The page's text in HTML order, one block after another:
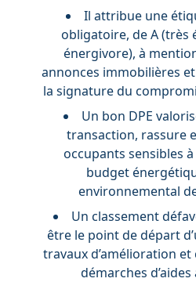
Il attribue une
obligatoire, de A (très
énergivore), à
annonces immobilières
la signature du
Un bon DPE
transaction, rassure
occupants sensibles
budget
environnemental
Un classement
être le point de départ
travaux d’amélioration
démarches